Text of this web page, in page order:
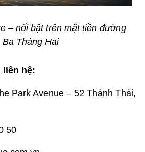
– nổi bật trên mặt tiền đường
Ba Tháng Hai
liên hệ:
Park Avenue – 52 Thành Thái,
50